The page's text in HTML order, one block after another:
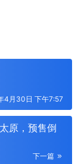
4月30日 下午7:57
原，预售倒
下一篇